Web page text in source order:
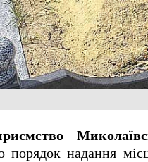
порядок надання